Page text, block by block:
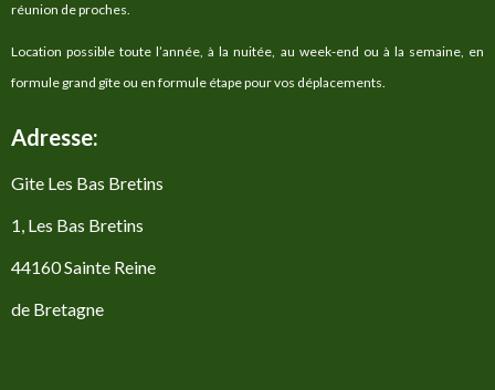
réunion de proches.
Location possible toute l’année, à la nuitée, au week-end ou à la semaine, en
formule grand gîte ou en formule étape pour vos déplacements.
Adresse:
Gite Les Bas Bretins
1, Les Bas Bretins
44160 Sainte Reine
de Bretagne